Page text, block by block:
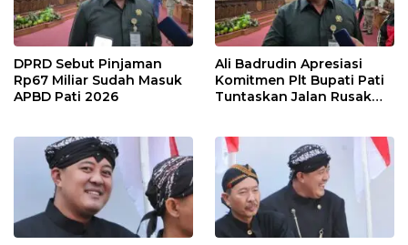
DPRD Sebut Pinjaman
Rp67 Miliar Sudah Masuk
APBD Pati 2026
Ali Badrudin Apresiasi
Komitmen Plt Bupati Pati
Tuntaskan Jalan Rusak